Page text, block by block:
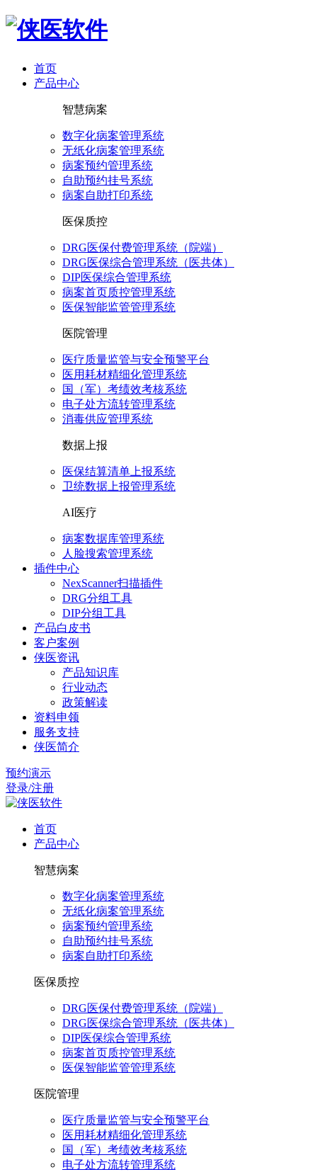
首页
产品中心
智慧病案
数字化病案管理系统
无纸化病案管理系统
病案预约管理系统
自助预约挂号系统
病案自助打印系统
医保质控
DRG医保付费管理系统（院端）
DRG医保综合管理系统（医共体）
DIP医保综合管理系统
病案首页质控管理系统
医保智能监管管理系统
医院管理
医疗质量监管与安全预警平台
医用耗材精细化管理系统
国（军）考绩效考核系统
电子处方流转管理系统
消毒供应管理系统
数据上报
医保结算清单上报系统
卫统数据上报管理系统
AI医疗
病案数据库管理系统
人脸搜索管理系统
插件中心
NexScanner扫描插件
DRG分组工具
DIP分组工具
产品白皮书
客户案例
侠医资讯
产品知识库
行业动态
政策解读
资料申领
服务支持
侠医简介
预约演示
登录/注册
首页
产品中心
智慧病案
数字化病案管理系统
无纸化病案管理系统
病案预约管理系统
自助预约挂号系统
病案自助打印系统
医保质控
DRG医保付费管理系统（院端）
DRG医保综合管理系统（医共体）
DIP医保综合管理系统
病案首页质控管理系统
医保智能监管管理系统
医院管理
医疗质量监管与安全预警平台
医用耗材精细化管理系统
国（军）考绩效考核系统
电子处方流转管理系统